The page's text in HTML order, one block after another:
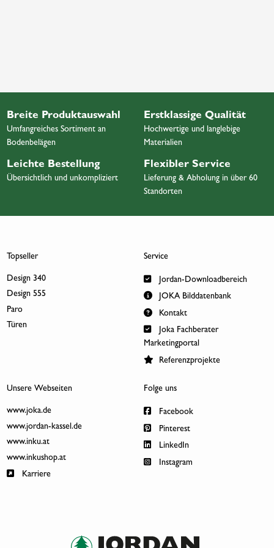
Breite Produktauswahl
Umfangreiches Sortiment an
Bodenbelägen
Erstklassige Qualität
Hochwertige und langlebige
Materialien
Leichte Bestellung
Übersichtlich und unkompliziert
Flexibler Service
Lieferung & Abholung in über 60
Standorten
Topseller
Design 340
Design 555
Paro
Türen
Service
Jordan-Downloadbereich
JOKA Bilddatenbank
Kontakt
Joka Fachberater
Marketingportal
Referenzprojekte
Unsere Webseiten
www.joka.de
www.jordan-kassel.de
www.inku.at
www.inkushop.at
Karriere
Folge uns
Facebook
Pinterest
LinkedIn
Instagram